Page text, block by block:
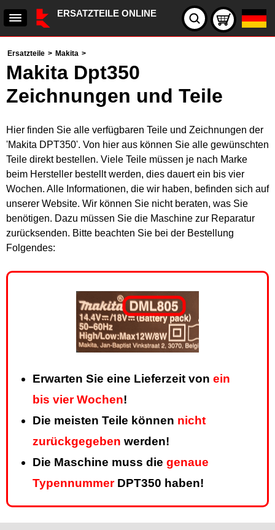
ERSATZTEILE ONLINE
Ersatzteile > Makita >
Makita Dpt350
Zeichnungen und Teile
Hier finden Sie alle verfügbaren Teile und Zeichnungen der
'Makita DPT350'. Von hier aus können Sie alle gewünschten
Teile direkt bestellen. Viele Teile müssen je nach Marke
beim Hersteller bestellt werden, dies dauert ein bis vier
Wochen. Alle Informationen, die wir haben, befinden sich auf
unserer Website. Wir können Sie nicht beraten, was Sie
benötigen. Dazu müssen Sie die Maschine zur Reparatur
zurücksenden. Bitte beachten Sie bei der Bestellung
Folgendes:
Erwarten Sie eine Lieferzeit von ein
bis vier Wochen!
Die meisten Teile können nicht
zurückgegeben werden!
Die Maschine muss die genaue
TypennummerDPT350 haben!